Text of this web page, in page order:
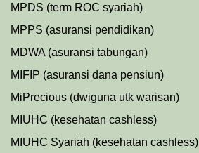
MPDS (term ROC syariah)
MPPS (asuransi pendidikan)
MDWA (asuransi tabungan)
MIFIP (asuransi dana pensiun)
MiPrecious (dwiguna utk warisan)
MIUHC (kesehatan cashless)
MIUHC Syariah (kesehatan cashless)